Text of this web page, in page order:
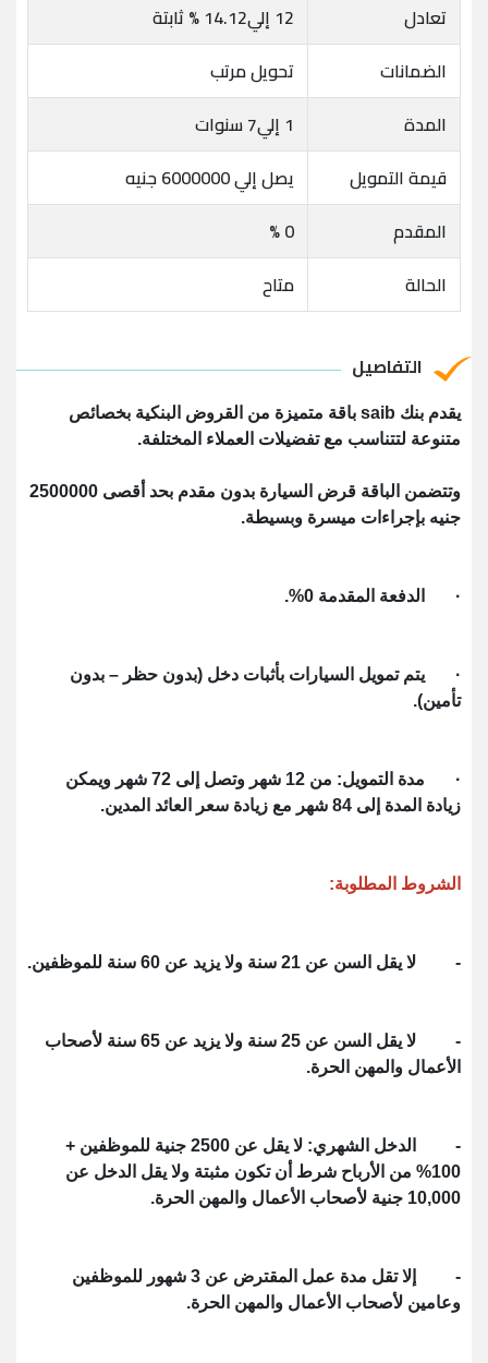
تعادل
12 إلي14.12 % ثابتة
الضمانات
تحويل مرتب
المدة
1 إلي7 سنوات
قيمة التمويل
يصل إلي 6000000 جنيه
المقدم
0 %
الحالة
متاح
التفاصيل
يقدم بنك saib باقة متميزة من القروض البنكية بخصائص
متنوعة لتتناسب مع تفضيلات العملاء المختلفة.
وتتضمن الباقة قرض السيارة بدون مقدم بحد أقصى 2500000
جنيه بإجراءات ميسرة وبسيطة.
· الدفعة المقدمة 0%.
· يتم تمويل السيارات بأثبات دخل (بدون حظر – بدون
تأمين).
· مدة التمويل: من 12 شهر وتصل إلى 72 شهر ويمكن
زيادة المدة إلى 84 شهر مع زيادة سعر العائد المدين.
الشروط المطلوبة:
- لا يقل السن عن 21 سنة ولا يزيد عن 60 سنة للموظفين.
- لا يقل السن عن 25 سنة ولا يزيد عن 65 سنة لأصحاب
الأعمال والمهن الحرة.
- الدخل الشهري: لا يقل عن 2500 جنية للموظفين +
100% من الأرباح شرط أن تكون مثبتة ولا يقل الدخل عن
10,000 جنية لأصحاب الأعمال والمهن الحرة.
- إلا تقل مدة عمل المقترض عن 3 شهور للموظفين
وعامين لأصحاب الأعمال والمهن الحرة.